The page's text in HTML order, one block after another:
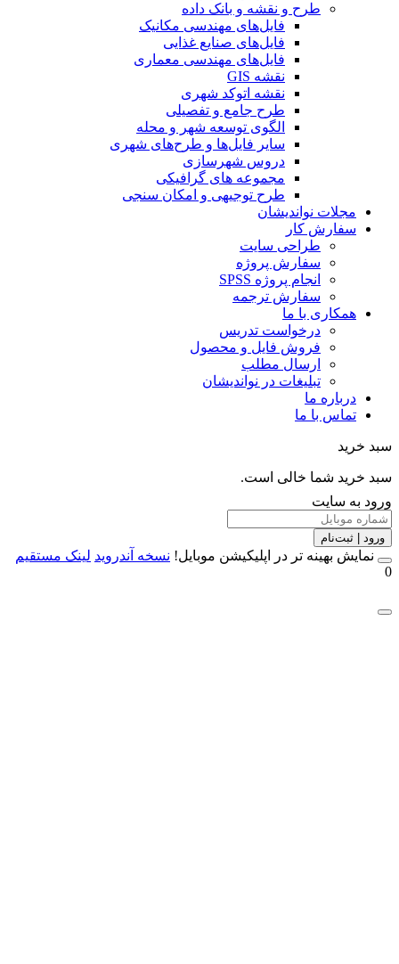
طرح و نقشه و بانک داده
فایل‌های مهندسی مکانیک
فایل‌های صنایع غذایی
فایل‌های مهندسی معماری
نقشه GIS
نقشه اتوکد شهری
طرح جامع و تفصیلی
الگوی توسعه شهر و محله
سایر فایل‌ها و طرح‌های شهری
دروس شهرسازی
مجموعه های گرافیکی
طرح توجیهی و امکان سنجی
مجلات نواندیشان
سفارش کار
طراحی سایت
سفارش پروژه
انجام پروژه SPSS
سفارش ترجمه
همکاری با ما
درخواست تدریس
فروش فایل و محصول
ارسال مطلب
تبلیغات در نواندیشان
درباره ما
تماس با ما
خرید شما خالی است.
به سایت
| ثبت‌نام
بهینه تر در اپلیکیشن موبایل!نسخه آندروید لینک مستقیم